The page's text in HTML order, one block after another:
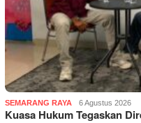
SEMARANG RAYA 6 Agustus 2026
Kuasa Hukum Tegaskan